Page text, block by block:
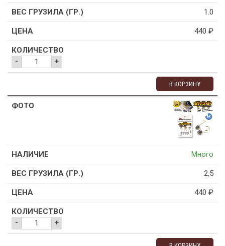
1.0
440 ₽
- +
В КОРЗИНУ
Много
2,5
440 ₽
- +